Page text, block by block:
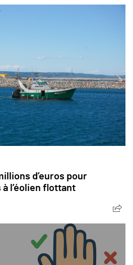
d’euros pour
l’éolien flottant